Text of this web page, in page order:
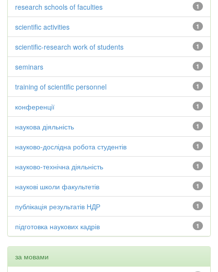
1
research schools of faculties
1
scientific activities
1
scientific-research work of students
1
seminars
1
training of scientific personnel
1
конференції
1
наукова діяльність
1
науково-дослідна робота студентів
1
науково-технічна діяльність
1
наукові школи факультетів
1
публікація результатів НДР
1
підготовка наукових кадрів
за мовами